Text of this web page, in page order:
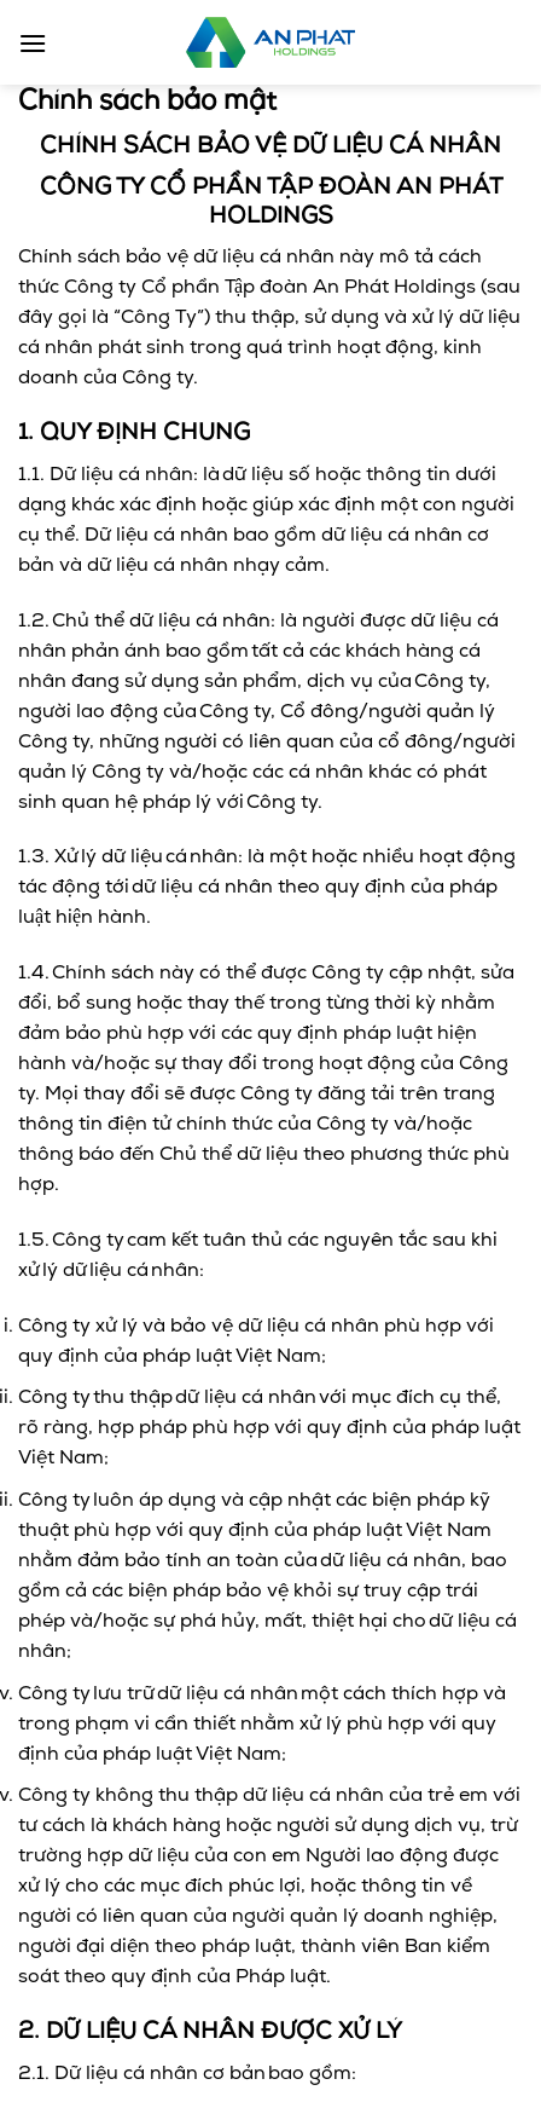
qua
dung
Chính sách bảo mật
CHÍNH SÁCH BẢO VỆ DỮ LIỆU CÁ NHÂN
CÔNG TY CỔ PHẦN TẬP ĐOÀN AN PHÁT
HOLDINGS
Chính sách bảo vệ dữ liệu cá nhân này mô tả cách
thức Công ty Cổ phần Tập đoàn An Phát Holdings (sau
đây gọi là “Công Ty”) thu thập, sử dụng và xử lý dữ liệu
cá nhân phát sinh trong quá trình hoạt động, kinh
doanh của Công ty.
1. QUY ĐỊNH CHUNG
1.1. Dữ liệu cá nhân: là dữ liệu số hoặc thông tin dưới
dạng khác xác định hoặc giúp xác định một con người
cụ thể. Dữ liệu cá nhân bao gồm dữ liệu cá nhân cơ
bản và dữ liệu cá nhân nhạy cảm.
1.2. Chủ thể dữ liệu cá nhân: là người được dữ liệu cá
nhân phản ánh bao gồm tất cả các khách hàng cá
nhân đang sử dụng sản phẩm, dịch vụ của Công ty,
người lao động của Công ty, Cổ đông/người quản lý
Công ty, những người có liên quan của cổ đông/người
quản lý Công ty và/hoặc các cá nhân khác có phát
sinh quan hệ pháp lý với Công ty.
1.3. Xử lý dữ liệu cá nhân: là một hoặc nhiều hoạt động
tác động tới dữ liệu cá nhân theo quy định của pháp
luật hiện hành.
1.4. Chính sách này có thể được Công ty cập nhật, sửa
đổi, bổ sung hoặc thay thế trong từng thời kỳ nhằm
đảm bảo phù hợp với các quy định pháp luật hiện
hành và/hoặc sự thay đổi trong hoạt động của Công
ty. Mọi thay đổi sẽ được Công ty đăng tải trên trang
thông tin điện tử chính thức của Công ty và/hoặc
thông báo đến Chủ thể dữ liệu theo phương thức phù
hợp.
1.5. Công ty cam kết tuân thủ các nguyên tắc sau khi
xử lý dữ liệu cá nhân:
Công ty xử lý và bảo vệ dữ liệu cá nhân phù hợp với
quy định của pháp luật Việt Nam;
Công ty thu thập dữ liệu cá nhân với mục đích cụ thể,
rõ ràng, hợp pháp phù hợp với quy định của pháp luật
Việt Nam;
Công ty luôn áp dụng và cập nhật các biện pháp kỹ
thuật phù hợp với quy định của pháp luật Việt Nam
nhằm đảm bảo tính an toàn của dữ liệu cá nhân, bao
gồm cả các biện pháp bảo vệ khỏi sự truy cập trái
phép và/hoặc sự phá hủy, mất, thiệt hại cho dữ liệu cá
nhân;
Công ty lưu trữ dữ liệu cá nhân một cách thích hợp và
trong phạm vi cần thiết nhằm xử lý phù hợp với quy
định của pháp luật Việt Nam;
Công ty không thu thập dữ liệu cá nhân của trẻ em với
tư cách là khách hàng hoặc người sử dụng dịch vụ, trừ
trường hợp dữ liệu của con em Người lao động được
xử lý cho các mục đích phúc lợi, hoặc thông tin về
người có liên quan của người quản lý doanh nghiệp,
người đại diện theo pháp luật, thành viên Ban kiểm
soát theo quy định của Pháp luật.
2. DỮ LIỆU CÁ NHÂN ĐƯỢC XỬ LÝ
2.1. Dữ liệu cá nhân cơ bản bao gồm: